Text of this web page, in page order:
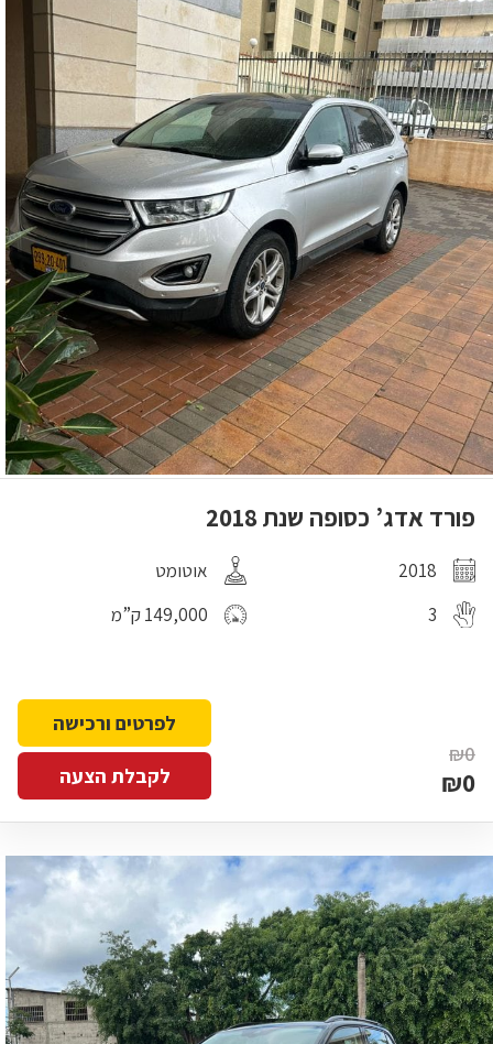
פורד אדג’ כסופה שנת 2018
2018
אוטומט
3
149,000 ק”מ
₪0
₪0
לפרטים ורכישה
לקבלת הצעה